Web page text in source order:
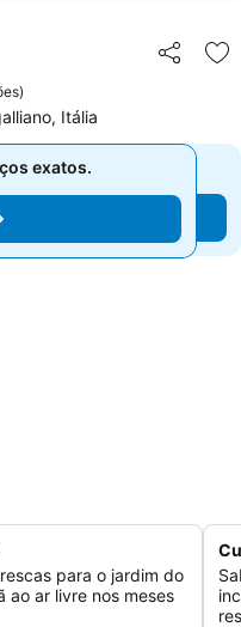
Partilhar
)
Itália
exatos.
exatos.
para o jardim do
ao ar livre nos meses